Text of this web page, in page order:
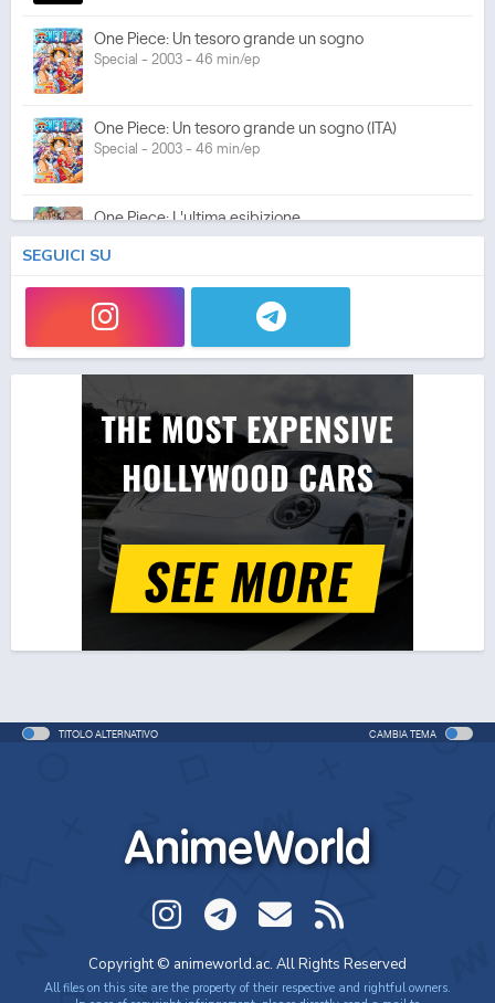
One Piece: Un tesoro grande un sogno
Special - 2003 - 46 min/ep
One Piece: Un tesoro grande un sogno (ITA)
Special - 2003 - 46 min/ep
One Piece: L'ultima esibizione
Special - 2003 - 45 min/ep
One Piece: L'ultima esibizione (ITA)
Special - 2003 - 45 min/ep
One Piece Movie 05: Norowareta Seiken
Movie - 2004 - 1h e 35 min/ep
One Piece Movie 05: Norowareta Seiken (ITA)
Movie - 2004 - 1h e 35 min/ep
One Piece Movie 06: Omatsuri Danshaku to Himitsu
no Shima (ITA)
Movie - 2005 - 1h e 31 min/ep
One Piece: Le avventure del detective Cappello di
Special - 2005 - 42 min/ep
One Piece Movie 07: Karakuri-jou no Mecha Kyohei
Movie - 2006 - 1h e 34 min/ep
SEGUICI SU
TITOLO ALTERNATIVO CAMBIA TEMA
AnimeWorld
Copyright © animeworld.ac. All Rights Reserved
All files on this site are the property of their respective and rightful owners.